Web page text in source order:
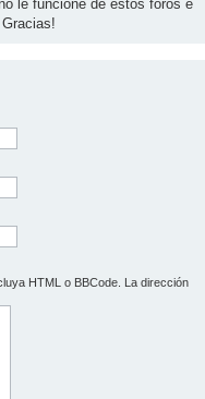
le funcione de estos foros e
HTML o BBCode. La dirección